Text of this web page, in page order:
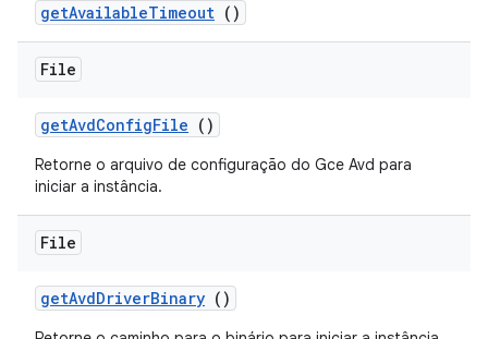
getAvailableTimeout ()
File
getAvdConfigFile ()
Retorne o arquivo de configuração do Gce Avd para
iniciar a instância.
File
getAvdDriverBinary ()